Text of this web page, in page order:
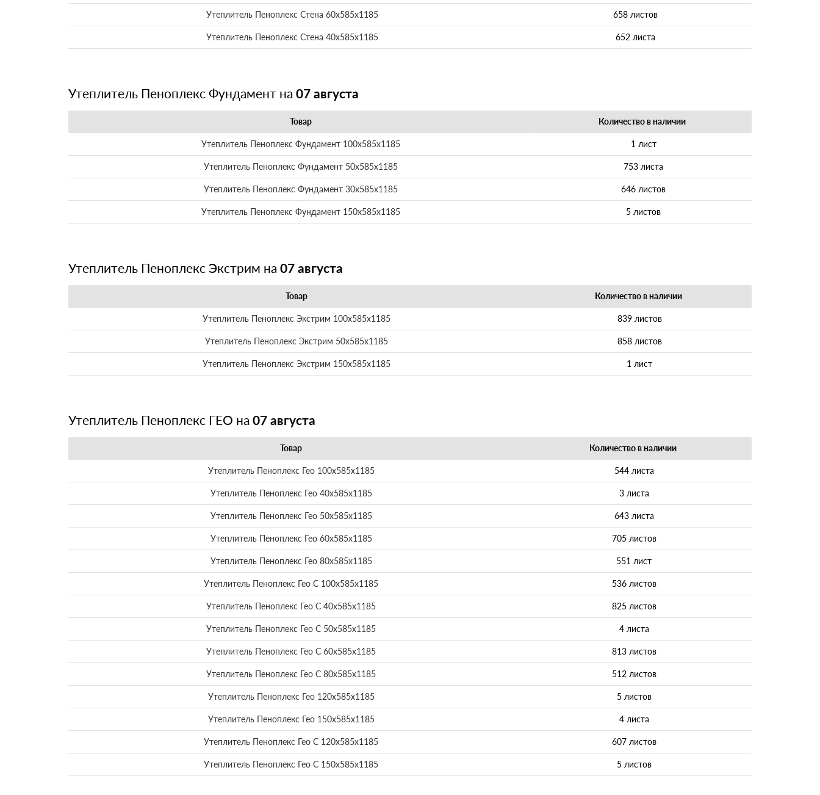
Утеплитель Пеноплекс Стена 60х585х1185 658 листов
Утеплитель Пеноплекс Стена 40х585х1185 652 листа
Утеплитель Пеноплекс Фундамент на 07 августа
Товар Количество в наличии
Утеплитель Пеноплекс Фундамент 100х585х1185 1 лист
Утеплитель Пеноплекс Фундамент 50х585х1185 753 листа
Утеплитель Пеноплекс Фундамент 30х585х1185 646 листов
Утеплитель Пеноплекс Фундамент 150х585х1185 5 листов
Утеплитель Пеноплекс Экстрим на 07 августа
Товар Количество в наличии
Утеплитель Пеноплекс Экстрим 100х585х1185 839 листов
Утеплитель Пеноплекс Экстрим 50х585х1185 858 листов
Утеплитель Пеноплекс Экстрим 150х585х1185 1 лист
Утеплитель Пеноплекс ГЕО на 07 августа
Товар Количество в наличии
Утеплитель Пеноплекс Гео 100х585х1185 544 листа
Утеплитель Пеноплекс Гео 40х585х1185 3 листа
Утеплитель Пеноплекс Гео 50х585х1185 643 листа
Утеплитель Пеноплекс Гео 60х585х1185 705 листов
Утеплитель Пеноплекс Гео 80х585х1185 551 лист
Утеплитель Пеноплекс Гео С 100х585х1185 536 листов
Утеплитель Пеноплекс Гео С 40х585х1185 825 листов
Утеплитель Пеноплекс Гео С 50х585х1185 4 листа
Утеплитель Пеноплекс Гео С 60х585х1185 813 листов
Утеплитель Пеноплекс Гео С 80х585х1185 512 листов
Утеплитель Пеноплекс Гео 120х585х1185 5 листов
Утеплитель Пеноплекс Гео 150х585х1185 4 листа
Утеплитель Пеноплекс Гео С 120х585х1185 607 листов
Утеплитель Пеноплекс Гео С 150х585х1185 5 листов